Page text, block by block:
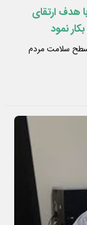
هدف ارتقای
نمود
سطح سلامت مردم